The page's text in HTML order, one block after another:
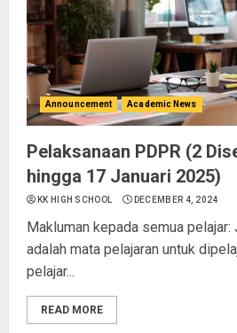
Announcement Academic News
Pelaksanaan PDPR (2
hingga 17 Januari 2025)
KK HIGH SCHOOL DECEMBER 4, 2024
Makluman kepada semua pelajar:
adalah mata pelajaran untuk
pelajar...
READ MORE